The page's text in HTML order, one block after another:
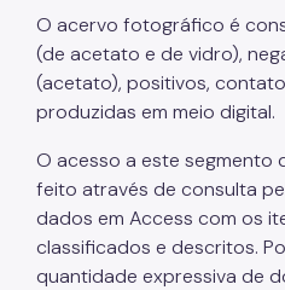
O acervo fotográfico é
(de acetato e de vidro),
(acetato), positivos,
produzidas em meio digital.
O acesso a este segmento
feito através de consulta
dados em Access com os
classificados e descritos.
quantidade expressiva de